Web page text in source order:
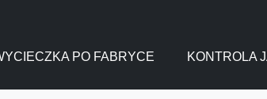
PO FABRYCE KONTROLA